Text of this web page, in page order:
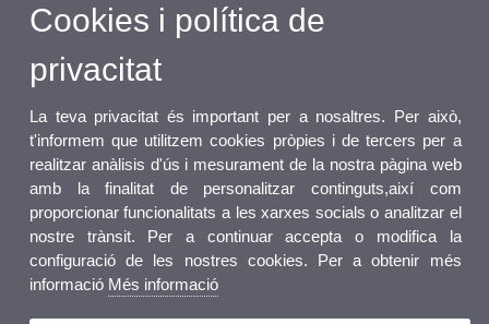
Cookies i política de
privacitat
La teva privacitat és important per a nosaltres. Per això,
t'informem que utilitzem cookies pròpies i de tercers per a
realitzar anàlisis d'ús i mesurament de la nostra pàgina web
amb la finalitat de personalitzar continguts,així com
proporcionar funcionalitats a les xarxes socials o analitzar el
nostre trànsit. Per a continuar accepta o modifica la
configuració de les nostres cookies. Per a obtenir més
informació Més informació